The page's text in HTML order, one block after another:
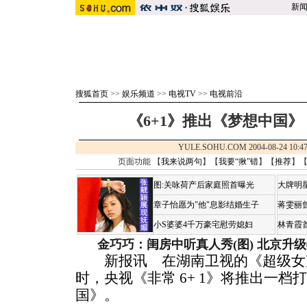
新闻
搜狐首页 >> 娱乐频道 >> 电视TV >> 电视前沿
《6+1》推出《梦想中国
YULE.SOHU.COM 2004-08-24
页面功能 【我来说两句 】【我要“揪”错】【推荐】
图:关咏荷产后家庭照首曝光
章子怡愿为"他"息影结婚生子
小S婆婆4千万豪宅慰劳媳妇
大牌明
蒋雯丽
林青霞
金巧巧：闺房中听真人秀(图) 北京升
新报讯 在湖南卫视的《超级女
时，央视《非常 6+ 1》将推出一档
国》。